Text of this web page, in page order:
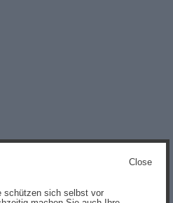
Close
schützen sich selbst vor